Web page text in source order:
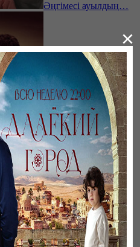
Әңгімесі ауылдың…
Ветреный
×